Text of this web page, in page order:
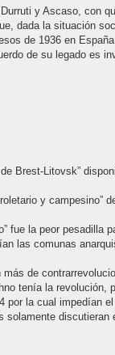
y Ascaso, con
dada la situación
de 1936 en
de su legado es
Brest-Litovsk”
y
fue la peor pesadilla
las comunas
de
tenía la
por la cual impedían
discutieran